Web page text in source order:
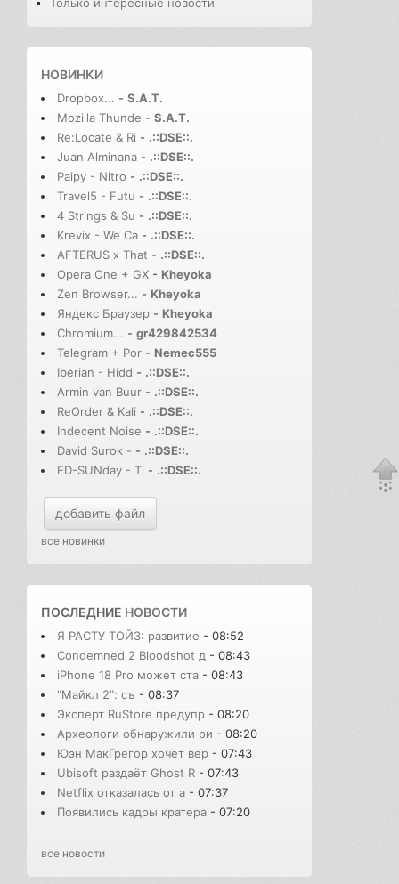
Только интересные новости
НОВИНКИ
Dropbox... - S.A.T.
Mozilla Thunde - S.A.T.
Re:Locate & Ri - .::DSE::.
Juan Alminana - .::DSE::.
Paipy - Nitro - .::DSE::.
Travel5 - Futu - .::DSE::.
4 Strings & Su - .::DSE::.
Krevix - We Ca - .::DSE::.
AFTERUS x That - .::DSE::.
Opera One + GX - Kheyoka
Zen Browser... - Kheyoka
Яндекс Браузер - Kheyoka
Chromium... - gr429842534
Telegram + Por - Nemec555
Iberian - Hidd - .::DSE::.
Armin van Buur - .::DSE::.
ReOrder & Kali - .::DSE::.
Indecent Noise - .::DSE::.
David Surok - - .::DSE::.
ED-SUNday - Ti - .::DSE::.
добавить файл
все новинки
ПОСЛЕДНИЕ НОВОСТИ
Я РАСТУ ТОЙЗ: развитие - 08:52
Condemned 2 Bloodshot д - 08:43
iPhone 18 Pro может ста - 08:43
"Майкл 2": съ - 08:37
Эксперт RuStore предупр - 08:20
Археологи обнаружили ри - 08:20
Юэн МакГрегор хочет вер - 07:43
Ubisoft раздаёт Ghost R - 07:43
Netflix отказалась от а - 07:37
Появились кадры кратера - 07:20
все новости